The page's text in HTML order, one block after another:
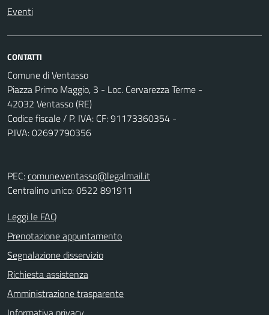
Eventi
CONTATTI
Comune di Ventasso
Piazza Primo Maggio, 3 - Loc. Cervarezza Terme -
42032 Ventasso (RE)
Codice fiscale / P. IVA: CF: 91173360354 -
P.IVA: 02697790356
PEC:comune.ventasso@legalmail.it
Centralino unico: 0522 891911
Leggi le FAQ
Prenotazione appuntamento
Segnalazione disservizio
Richiesta assistenza
Amministrazione trasparente